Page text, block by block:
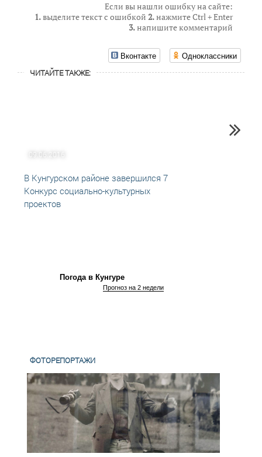
Если вы нашли ошибку на сайте:
1.выделите текст с ошибкой 2.нажмите Ctrl + Enter
3.напишите комментарий
Вконтакте Одноклассники
ЧИТАЙТЕ ТАКЖЕ:
09.06.2016
В Кунгурском районе завершился 7
Конкурс социально-культурных
проектов
Погода в Кунгуре
Прогноз на 2 недели
ФОТОРЕПОРТАЖИ